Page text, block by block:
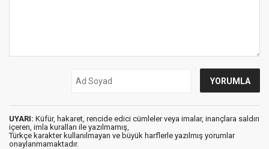
UYARI: Küfür, hakaret, rencide edici cümleler veya imalar, inançlara saldırı
içeren, imla kuralları ile yazılmamış,
Türkçe karakter kullanılmayan ve büyük harflerle yazılmış yorumlar
onaylanmamaktadır.